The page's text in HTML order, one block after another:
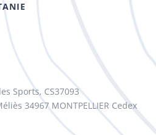
Sports, CS37093
34967 MONTPELLIER Cedex